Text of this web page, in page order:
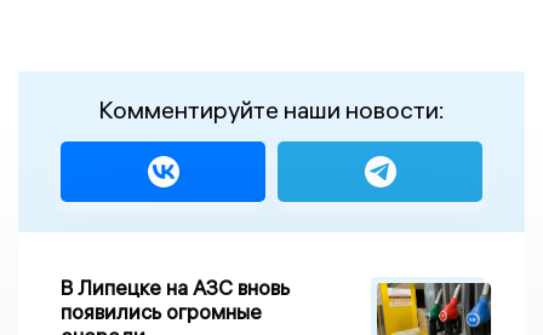
Комментируйте наши новости:
В Липецке на АЗС вновь
появились огромные